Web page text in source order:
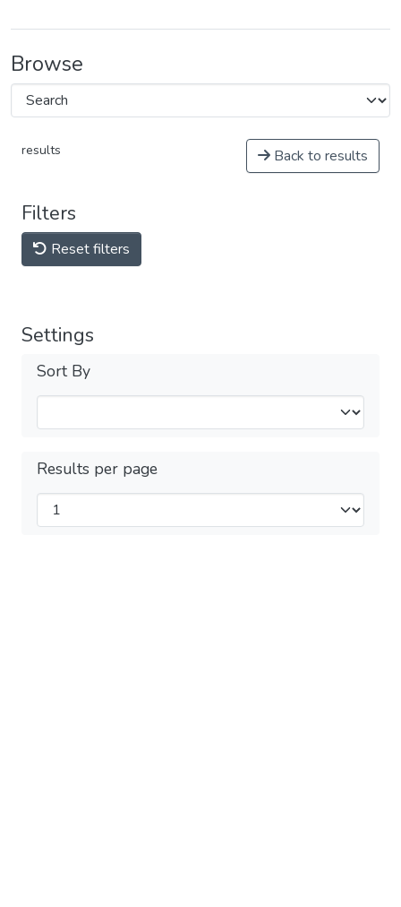
Browse
results Back to results
Filters
Reset filters
Settings
Sort By
Results per page